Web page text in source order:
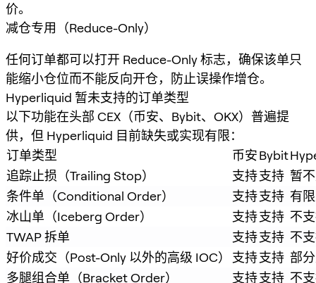
价。
减仓专用（Reduce-Only）
任何订单都可以打开 Reduce-Only 标志，确保该单只
能缩小仓位而不能反向开仓，防止误操作增仓。
Hyperliquid 暂未支持的订单类型
以下功能在头部 CEX（币安、Bybit、OKX）普遍提
供，但 Hyperliquid 目前缺失或实现有限：
订单类型
币安Bybit
追踪止损（Trailing Stop）
支持支持 暂
条件单（Conditional Order）
支持支持 有
冰山单（Iceberg Order）
支持支持 不
TWAP 拆单
支持支持 不
好价成交（Post-Only 以外的高级 IOC）
支持支持 部
多腿组合单（Bracket Order）
支持支持 不